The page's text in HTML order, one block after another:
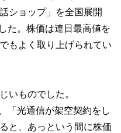
ショップ」を全国展開
た。株価は連日最高値を
もよく取り上げられてい
いものでした。
「光通信が架空契約をし
と、あっという間に株価